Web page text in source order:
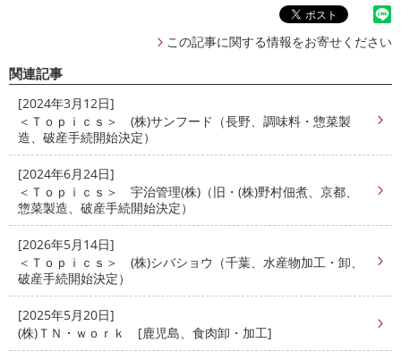
この記事に関する情報をお寄せください
関連記事
[2024年3月12日]
＜Ｔｏｐｉｃｓ＞ (株)サンフード（長野、調味料・惣菜製
造、破産手続開始決定）
[2024年6月24日]
＜Ｔｏｐｉｃｓ＞ 宇治管理(株)（旧・(株)野村佃煮、京都、
惣菜製造、破産手続開始決定）
[2026年5月14日]
＜Ｔｏｐｉｃｓ＞ (株)シバショウ（千葉、水産物加工・卸、
破産手続開始決定）
[2025年5月20日]
(株)ＴＮ・ｗｏｒｋ [鹿児島、食肉卸・加工]